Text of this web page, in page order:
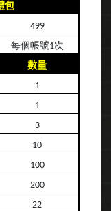
包
499
每個帳號1次
數量
1
1
3
10
100
200
22